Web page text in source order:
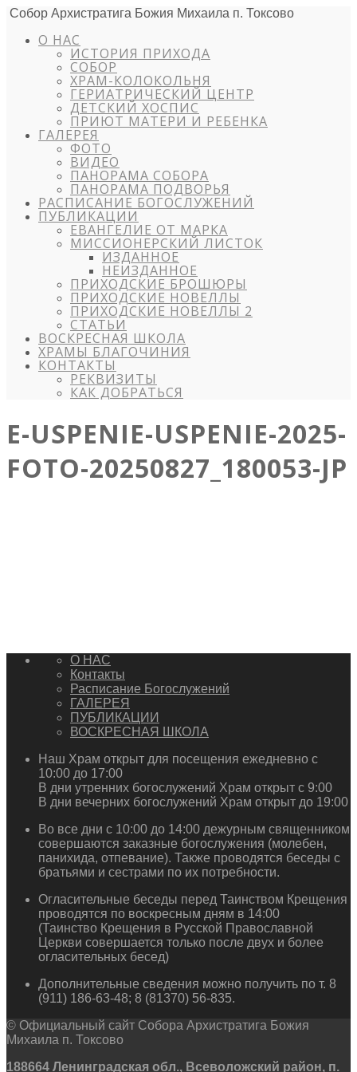
Собор Архистратига Божия Михаила п. Токсово
О НАС
ИСТОРИЯ ПРИХОДА
СОБОР
ХРАМ-КОЛОКОЛЬНЯ
ГЕРИАТРИЧЕСКИЙ ЦЕНТР
ДЕТСКИЙ ХОСПИС
ПРИЮТ МАТЕРИ И РЕБЕНКА
ГАЛЕРЕЯ
ФОТО
ВИДЕО
ПАНОРАМА СОБОРА
ПАНОРАМА ПОДВОРЬЯ
РАСПИСАНИЕ БОГОСЛУЖЕНИЙ
ПУБЛИКАЦИИ
ЕВАНГЕЛИЕ ОТ МАРКА
МИССИОНЕРСКИЙ ЛИСТОК
ИЗДАННОЕ
НЕИЗДАННОЕ
ПРИХОДСКИЕ БРОШЮРЫ
ПРИХОДСКИЕ НОВЕЛЛЫ
ПРИХОДСКИЕ НОВЕЛЛЫ 2
СТАТЬИ
ВОСКРЕСНАЯ ШКОЛА
ХРАМЫ БЛАГОЧИНИЯ
КОНТАКТЫ
РЕКВИЗИТЫ
КАК ДОБРАТЬСЯ
E-USPENIE-USPENIE-2025-
FOTO-20250827_180053-JP
О НАС
Контакты
Расписание Богослужений
ГАЛЕРЕЯ
ПУБЛИКАЦИИ
ВОСКРЕСНАЯ ШКОЛА
Наш Храм открыт для посещения ежедневно с
10:00 до 17:00
В дни утренних богослужений Храм открыт с 9:00
В дни вечерних богослужений Храм открыт до 19:00
Во все дни с 10:00 до 14:00 дежурным священником
совершаются заказные богослужения (молебен,
панихида, отпевание). Также проводятся беседы с
братьями и сестрами по их потребности.
Огласительные беседы перед Таинством Крещения
проводятся по воскресным дням в 14:00
(Таинство Крещения в Русской Православной
Церкви совершается только после двух и более
огласительных бесед)
Дополнительные сведения можно получить по т. 8
(911) 186-63-48; 8 (81370) 56-835.
© Официальный сайт Собора Архистратига Божия
Михаила п. Токсово
188664 Ленинградская обл., Всеволожский район, п.